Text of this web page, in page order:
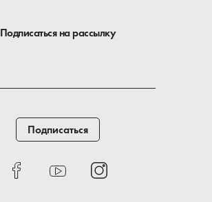
Подписаться на рассылку
Подписаться